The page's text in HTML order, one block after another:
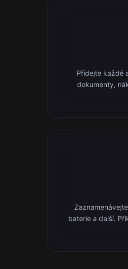
Přidejte každé
dokumenty,
baterie a další.